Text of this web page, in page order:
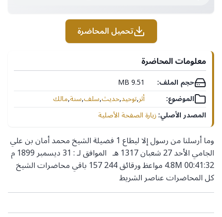
تحميل المحاضرة
معلومات المحاضرة
حجم الملف:
9.51 MB
الموضوع:
أثر,توحيد,حديث,سلف,سنة,مالك
المصدر الأصلي:زيارة الصفحة الأصلية
وما أرسلنا من رسول إلا ليطاع 1 فضيلة الشيخ محمد أمان بن علي
الجامي الأحد 27 شعبان 1317 هـ الموافق لـ : 31 ديسمبر 1899 م
4.8M 00:41:32 مواعظ ورقائق 244 157 باقي محاضرات الشيخ
كل المحاضرات عناصر الشريط